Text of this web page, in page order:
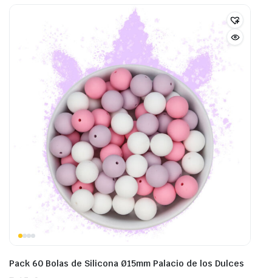
Pack 60 Bolas de Silicona Ø15mm Palacio de los Dulces